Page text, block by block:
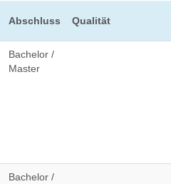
Abschluss Qualität
Bachelor /
Master
Bachelor /